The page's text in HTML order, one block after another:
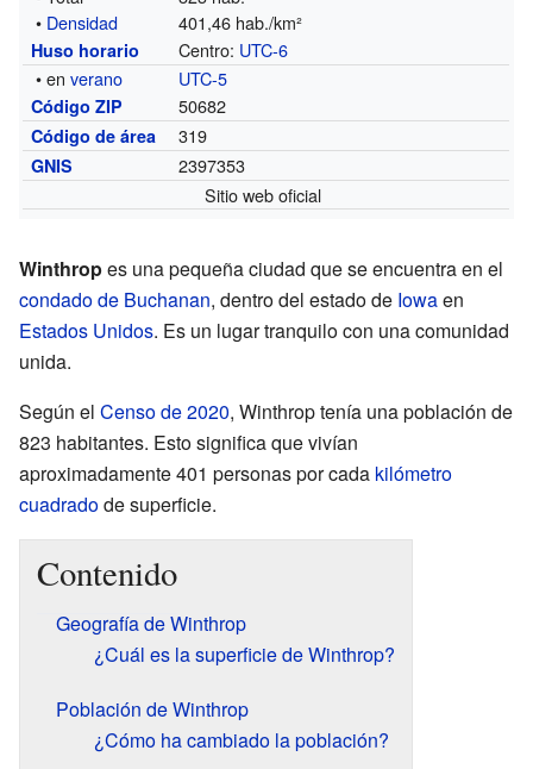
• Densidad 401,46 hab./km²
Huso horario Centro: UTC-6
• enverano UTC-5
Código ZIP 50682
Código de área 319
GNIS
2397353
Sitio web oficial
Winthropes una pequeña ciudad que se encuentra en el
condado de Buchanan, dentro del estado de Iowaen
Estados Unidos. Es un lugar tranquilo con una comunidad
unida.
Según el Censo de 2020, Winthrop tenía una población de
823 habitantes. Esto significa que vivían
aproximadamente 401 personas por cada kilómetro
cuadradode superficie.
Contenido
Geografía de Winthrop
¿Cuál es la superficie de Winthrop?
Población de Winthrop
¿Cómo ha cambiado la población?